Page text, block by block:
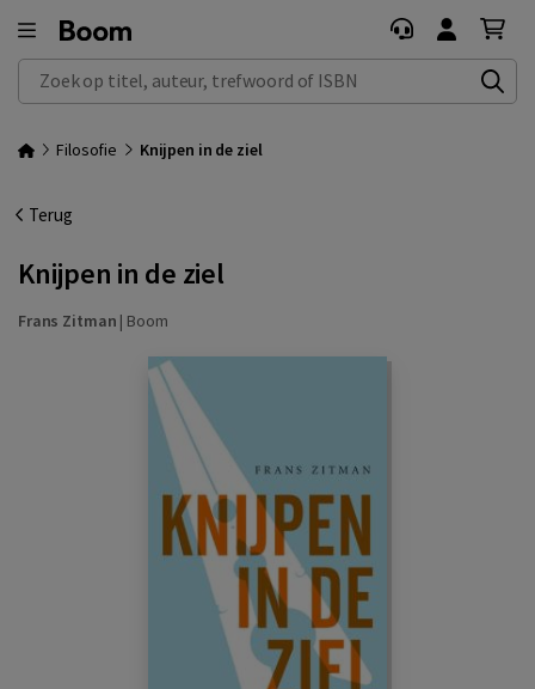
Zoek op titel, auteur, trefwoord of ISBN
Filosofie Knijpen in de ziel
Terug
Knijpen in de ziel
Frans Zitman | Boom